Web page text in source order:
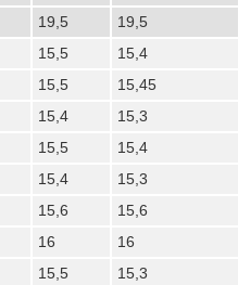
19,5 19,5
15,5
15,4
15,5
15,45
15,4
15,3
15,5
15,4
15,4
15,3
15,6
15,6
16
16
15,5 15,3